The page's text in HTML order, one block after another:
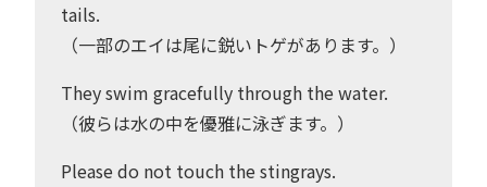
tails.
（一部のエイは尾に鋭いトゲがあります。）
They swim gracefully through the water.
（彼らは水の中を優雅に泳ぎます。）
Please do not touch the stingrays.